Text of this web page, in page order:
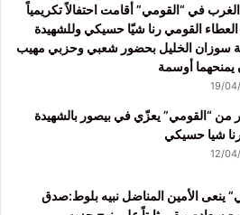
في “القومي” أقامت احتفالاً تكريمياً
القومي رنا شيّا حسيكي وللشهيدة
سوزان الخليل بحضور شعبي وحزبي مهيب
يمنحهما أوسمة
19/
من “القومي” يعزّي في بيصور بالشهيدة
شيا حسيكي
12/
ينعى الأمين المناضل نبيه بلوط:صدق